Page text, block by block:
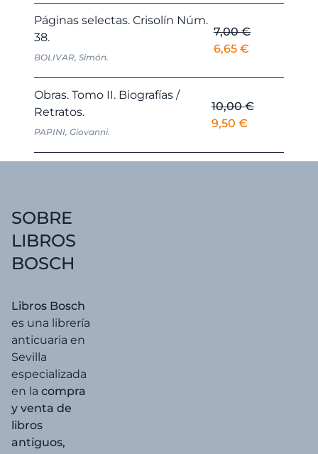
original
era:
12,00 €.
actual
Páginas selectas. Crisolín Núm.
38.
BOLIVAR, Simón.
7,00€
El
original
era:
7,00 €.
6,65€
actual
es:
Obras. Tomo II. Biografías /
Retratos.
PAPINI, Giovanni.
10,00€
El
original
9,50 €El
actual
SOBRE
LIBROS
BOSCH
Libros Bosch
es una librería
anticuaria en
Sevilla
especializada
en la compra
y venta de
libros
antiguos,